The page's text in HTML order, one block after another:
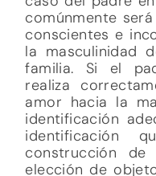
comúnmente
conscientes e
la masculinidad
familia. Si el
realiza
amor hacia la
identificación
identificación
construcción
elección de